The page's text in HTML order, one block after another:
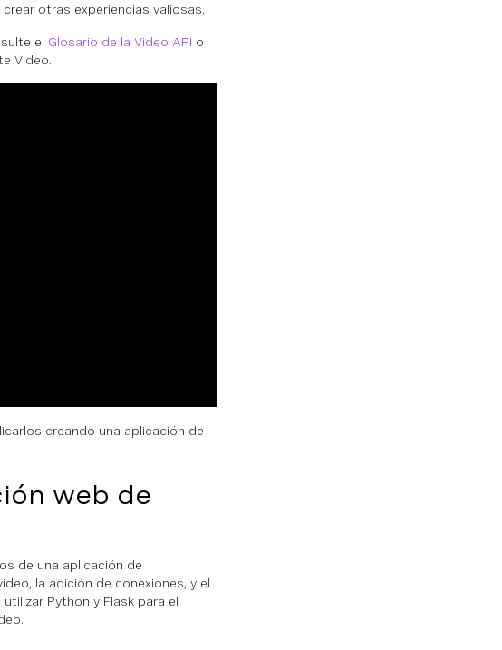
otras experiencias valiosas.
el Glosario de la Video API o
Video.
creando una aplicación de
web de
de una aplicación de
la adición de conexiones, y el
Python y Flask para el